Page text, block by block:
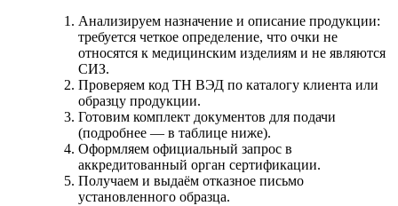
Анализируем назначение и описание продукции:
требуется четкое определение, что очки не
относятся к медицинским изделиям и не являются
СИЗ.
Проверяем код ТН ВЭД по каталогу клиента или
образцу продукции.
Готовим комплект документов для подачи
(подробнее — в таблице ниже).
Оформляем официальный запрос в
аккредитованный орган сертификации.
Получаем и выдаём отказное письмо
установленного образца.